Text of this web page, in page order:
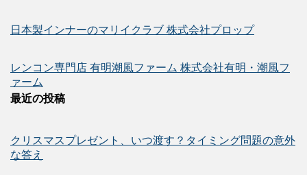
日本製インナーのマリイクラブ 株式会社プロップ
レンコン専門店 有明潮風ファーム 株式会社有明・潮風フ
ァーム
最近の投稿
クリスマスプレゼント、いつ渡す？タイミング問題の意外
な答え